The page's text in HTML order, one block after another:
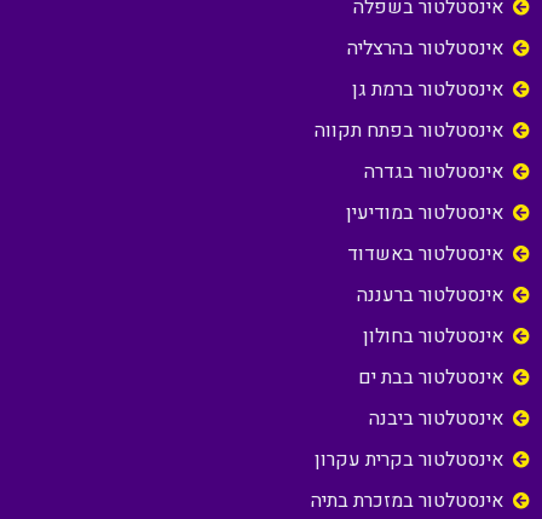
אינסטלטור בשפלה
אינסטלטור בהרצליה
אינסטלטור ברמת גן
אינסטלטור בפתח תקווה
אינסטלטור בגדרה
אינסטלטור במודיעין
אינסטלטור באשדוד
אינסטלטור ברעננה
אינסטלטור בחולון
אינסטלטור בבת ים
אינסטלטור ביבנה
אינסטלטור בקרית עקרון
אינסטלטור במזכרת בתיה